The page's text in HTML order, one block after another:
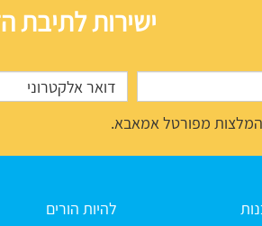
ישירות לתיבת
מפורטל אמאבא.
להיות הורים